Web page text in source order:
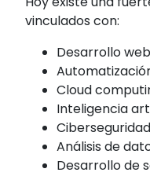
vinculados con:
Desarrollo
Cloud
Inteligencia
Análisis de
Desarrollo de